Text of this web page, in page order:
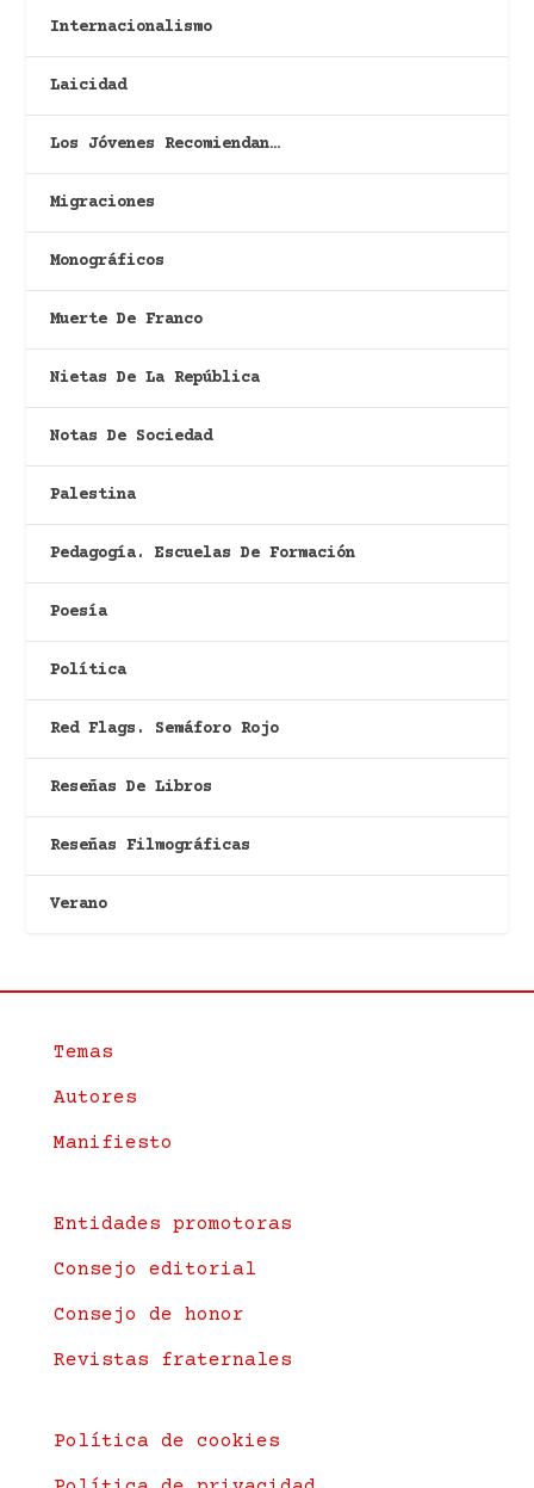
Internacionalismo
Laicidad
Los Jóvenes Recomiendan…
Migraciones
Monográficos
Muerte De Franco
Nietas De La República
Notas De Sociedad
Palestina
Pedagogía. Escuelas De Formación
Poesía
Política
Red Flags. Semáforo Rojo
Reseñas De Libros
Reseñas Filmográficas
Verano
Temas
Autores
Manifiesto
Entidades promotoras
Consejo editorial
Consejo de honor
Revistas fraternales
Política de cookies